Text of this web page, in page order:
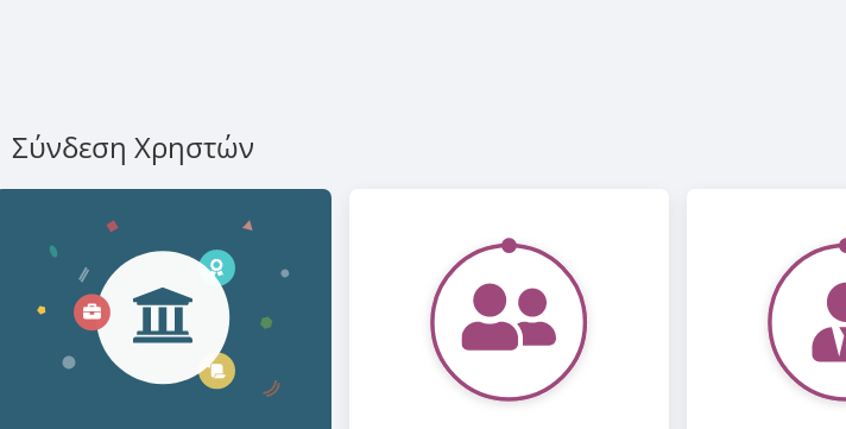
Σύνδεση Χρηστών